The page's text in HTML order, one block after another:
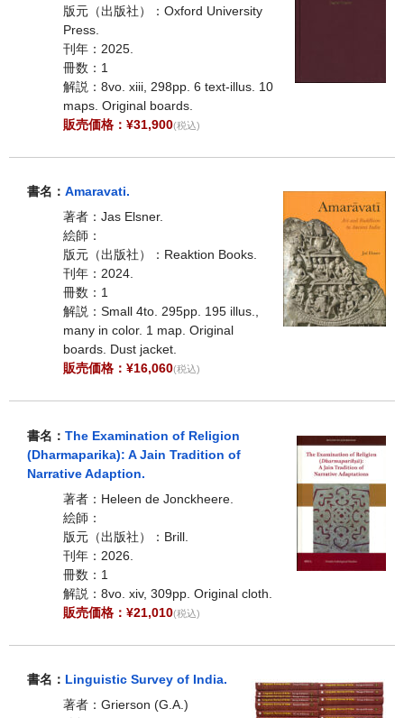
版元（出版社）：Oxford University
Press.
刊年：2025.
冊数：1
解説：8vo. xiii, 298pp. 6 text-illus. 10
maps. Original boards.
販売価格：¥31,900(税込)
書名： Amaravati.
著者：Jas Elsner.
絵師：
版元（出版社）：Reaktion Books.
刊年：2024.
冊数：1
解説：Small 4to. 295pp. 195 illus.,
many in color. 1 map. Original
boards. Dust jacket.
販売価格：¥16,060(税込)
書名： The Examination of Religion
(Dharmaparika): A Jain Tradition of
Narrative Adaption.
著者：Heleen de Jonckheere.
絵師：
版元（出版社）：Brill.
刊年：2026.
冊数：1
解説：8vo. xiv, 309pp. Original cloth.
販売価格：¥21,010(税込)
書名： Linguistic Survey of India.
著者：Grierson (G.A.)